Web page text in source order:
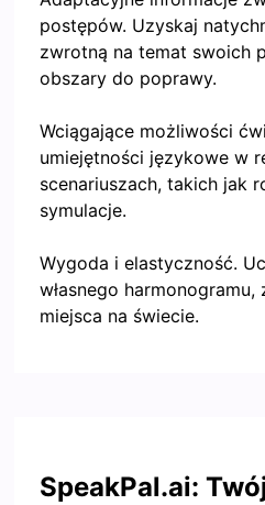
postępów. Uzyskaj
zwrotną na temat swoich
obszary do poprawy.
Wciągające możliwości
umiejętności językowe w
scenariuszach, takich jak
symulacje.
Wygoda i elastyczność.
własnego
miejsca na świecie.
SpeakPal.ai: